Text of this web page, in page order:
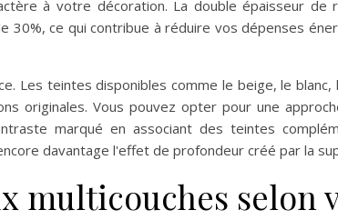
à votre décoration. La double épaisseur de
30%, ce qui contribue à réduire vos dépenses
Les teintes disponibles comme le beige, le blanc,
originales. Vous pouvez opter pour une
marqué en associant des teintes
davantage l'effet de profondeur créé par la
multicouches selon